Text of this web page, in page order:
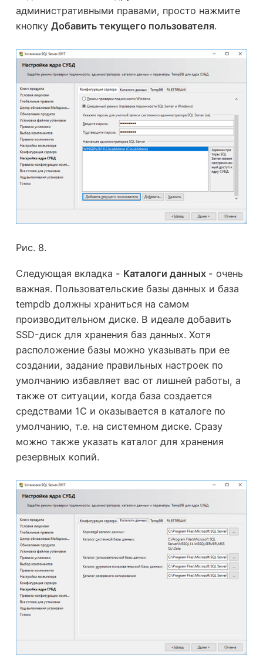
административными правами, просто нажмите
кнопку Добавить текущего пользователя.
Рис. 8.
Следующая вкладка - Каталоги данных - очень
важная. Пользовательские базы данных и база
tempdb должны храниться на самом
производительном диске. В идеале добавить
SSD-диск для хранения баз данных. Хотя
расположение базы можно указывать при ее
создании, задание правильных настроек по
умолчанию избавляет вас от лишней работы, а
также от ситуации, когда база создается
средствами 1С и оказывается в каталоге по
умолчанию, т.е. на системном диске. Сразу
можно также указать каталог для хранения
резервных копий.